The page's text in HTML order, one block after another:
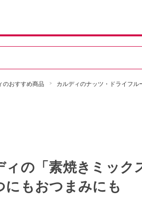
のおすすめ商品 カルディのナッツ・ドライフル
ィの「素焼きミック
にもおつまみにも